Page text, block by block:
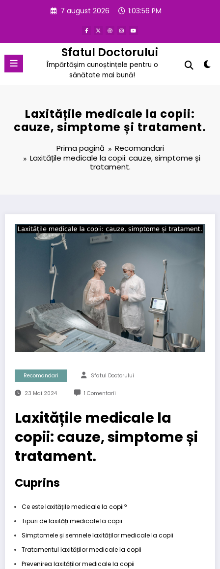
7 august 2026 1:03:57 PM
Sfatul Doctorului
Împărtășim cunoștințele pentru o
sănătate mai bună!
Laxitățile medicale la copii:
cauze, simptome și tratament.
Prima pagină
Recomandari
Laxitățile medicale la copii: cauze, simptome și
tratament.
Recomandari Sfatul Doctorului
23 Mai 2024 1 Comentarii
Laxitățile medicale la
copii: cauze, simptome și
tratament.
Cuprins
Ce este laxitățile medicale la copii?
Tipuri de laxități medicale la copii
Simptomele și semnele laxităților medicale la copii
Tratamentul laxităților medicale la copii
Prevenirea laxităților medicale la copii